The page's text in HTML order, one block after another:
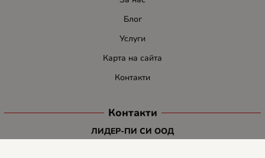
Блог
Услуги
Карта на сайта
Контакти
Контакти
ЛИДЕР-ПИ СИ ООД